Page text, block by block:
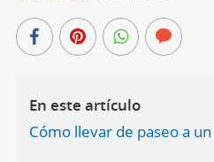
En este artículo
Cómo llevar de paseo a